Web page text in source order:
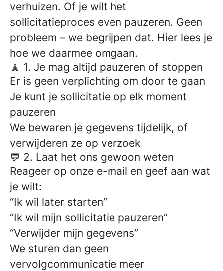
verhuizen. Of je wilt het
sollicitatieproces even pauzeren. Geen
probleem – we begrijpen dat. Hier lees je
hoe we daarmee omgaan.
🧘 1. Je mag altijd pauzeren of stoppen
Er is geen verplichting om door te gaan
Je kunt je sollicitatie op elk moment
pauzeren
We bewaren je gegevens tijdelijk, of
verwijderen ze op verzoek
💬 2. Laat het ons gewoon weten
Reageer op onze e-mail en geef aan wat
je wilt:
“Ik wil later starten”
“Ik wil mijn sollicitatie pauzeren”
“Verwijder mijn gegevens”
We sturen dan geen
vervolgcommunicatie meer